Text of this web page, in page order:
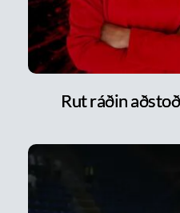
Rut ráðin